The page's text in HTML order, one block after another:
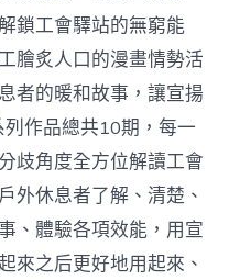
會
驛
站
的
到
九
宮
格
共
享
空
間
鎖工會驛站的無窮能
膾炙人口的漫畫情勢活
者的暖和故事，讓宣揚
列作品總共10期，每一
歧角度全方位解讀工會
外休息者了解、清楚、
、體驗各項效能，用宣
來之后更好地用起來、